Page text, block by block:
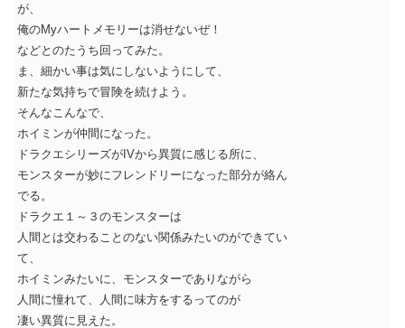
が、
俺のMyハートメモリーは消せないぜ！
などとのたうち回ってみた。
ま、細かい事は気にしないようにして、
新たな気持ちで冒険を続けよう。
そんなこんなで、
ホイミンが仲間になった。
ドラクエシリーズがIVから異質に感じる所に、
モンスターが妙にフレンドリーになった部分が絡ん
でる。
ドラクエ１～３のモンスターは
人間とは交わることのない関係みたいのができてい
て、
ホイミンみたいに、モンスターでありながら
人間に憧れて、人間に味方をするってのが
凄い異質に見えた。